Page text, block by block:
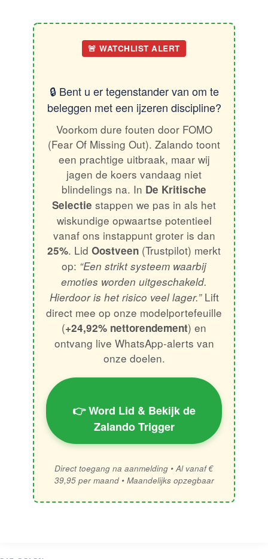
🚨 WATCHLIST ALERT
🔒 Bent u er tegenstander van om te
beleggen met een ijzeren discipline?
Voorkom dure fouten door FOMO
(Fear Of Missing Out). Zalando toont
een prachtige uitbraak, maar wij
jagen de koers vandaag niet
blindelings na. In De Kritische
Selectie stappen we pas in als het
wiskundige opwaartse potentieel
vanaf ons instappunt groter is dan
25%. Lid Oostveen (Trustpilot) merkt
op: “Een strikt systeem waarbij
emoties worden uitgeschakeld.
Hierdoor is het risico veel lager.”Lift
direct mee op onze modelportefeuille
(+24,92% nettorendement) en
ontvang live WhatsApp-alerts van
onze doelen.
👉 Word Lid & Bekijk de
Zalando Trigger
Direct toegang na aanmelding • Al vanaf €
39,95 per maand • Maandelijks opzegbaar